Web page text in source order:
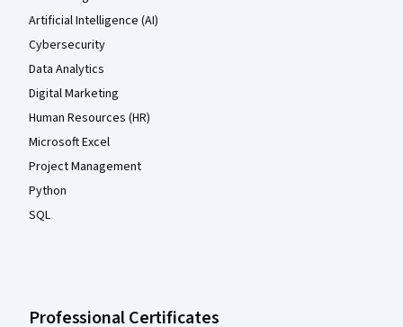
Artificial Intelligence (AI)
Cybersecurity
Data Analytics
Digital Marketing
Human Resources (HR)
Microsoft Excel
Project Management
Python
SQL
Professional Certificates